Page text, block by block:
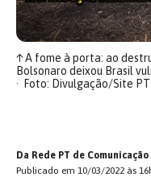
↑A fome à porta: ao
Bolsonaro deixou Brasil
Foto: Divulgação/Site PT
Da Rede PT de Comunicação
Publicado em 10/03/2022 às